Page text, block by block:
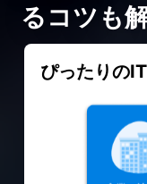
るコツも
ぴったりの